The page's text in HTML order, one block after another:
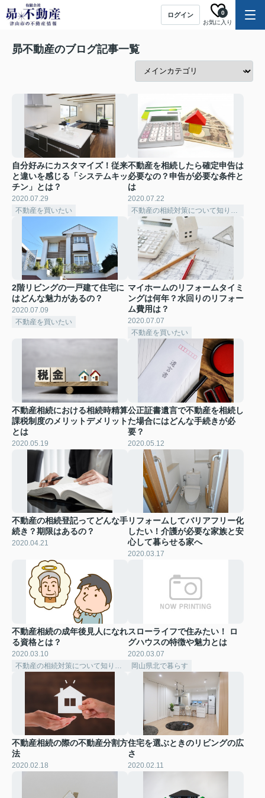
ログイン
お気に入り
0
昴不動産のブログ記事一覧
自分好みにカスタマイズ！従来
と違いを感じる「システムキッ
チン」とは？
2020.07.29
不動産を買いたい
不動産を相続したら確定申告は
必要なの？申告が必要な条件と
は
2020.07.22
2階リビングの一戸建て住宅に
はどんな魅力があるの？
2020.07.09
不動産を買いたい
マイホームのリフォームタイミ
ングは何年？水回りのリフォー
ム費用は？
2020.07.07
不動産を買いたい
不動産相続における相続時精算
課税制度のメリットデメリット
とは
2020.05.19
公正証書遺言で不動産を相続し
た場合にはどんな手続きが必
要？
2020.05.12
不動産の相続登記ってどんな手
続き？期限はあるの？
2020.04.21
リフォームしてバリアフリー化
したい！介護が必要な家族と安
心して暮らせる家へ
2020.03.17
不動産相続の成年後見人になれ
る資格とは？
2020.03.10
スローライフで住みたい！ ロ
グハウスの特徴や魅力とは
2020.03.07
岡山県北で暮らす
不動産相続の際の不動産分割方
法
2020.02.18
住宅を選ぶときのリビングの広
さ
2020.02.11